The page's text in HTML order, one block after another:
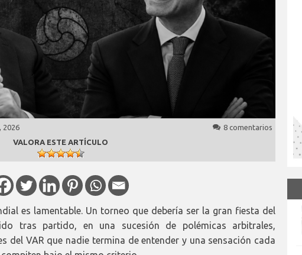
2026
8 comentarios
VALORA ESTE ARTÍCULO
es lamentable. Un torneo que debería ser la gran fiesta del
tras partido, en una sucesión de polémicas arbitrales,
del VAR que nadie termina de entender y una sensación cada